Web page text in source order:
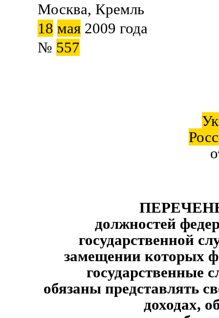
Москва, Кремль
18 мая 2009 года
№ 557
должностей
государственной
замещении которых
государственные
обязаны представлять
доходах,